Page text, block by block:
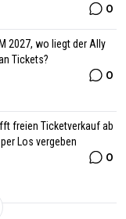
0
2027, wo liegt der Ally
Tickets?
0
freien Ticketverkauf ab
Los vergeben
0